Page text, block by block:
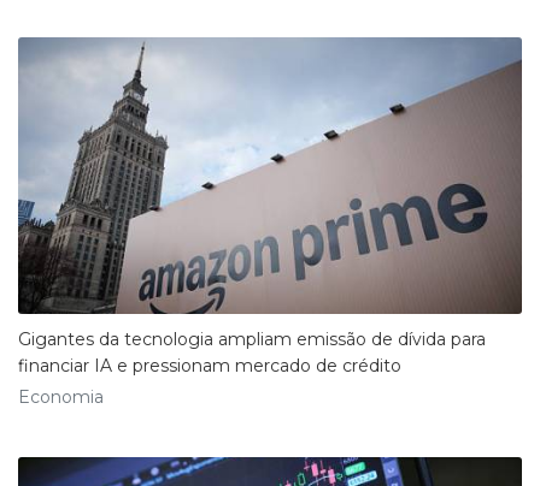
Gigantes da tecnologia ampliam emissão de dívida para
financiar IA e pressionam mercado de crédito
Economia